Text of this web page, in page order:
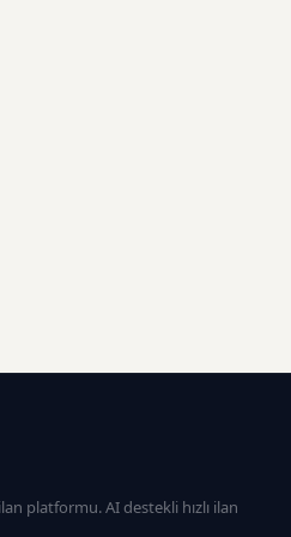
platformu. AI destekli hızlı ilan